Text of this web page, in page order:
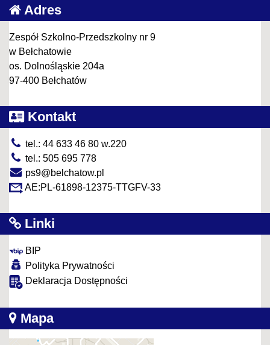
Adres
Zespół Szkolno-Przedszkolny nr 9
w Bełchatowie
os. Dolnośląskie 204a
97-400 Bełchatów
Kontakt
tel.: 44 633 46 80 w.220
tel.: 505 695 778
ps9@belchatow.pl
AE:PL-61898-12375-TTGFV-33
Linki
BIP
Polityka Prywatności
Deklaracja Dostępności
Mapa